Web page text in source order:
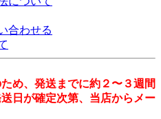
合わせる
め、発送までに約２〜３週間
日が確定次第、当店からメー